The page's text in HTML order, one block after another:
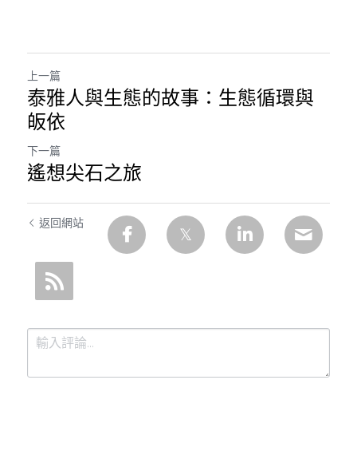
上一篇
泰雅人與生態的故事：生態循環與
皈依
下一篇
遙想尖石之旅
返回網站